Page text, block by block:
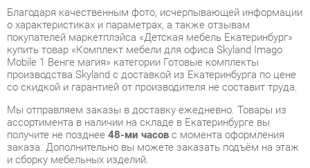
Mobile 1 Венге магия» категории Готовые комплекты
производства Skyland с доставкой из Екатеринбурга по цене
со скидкой и гарантией от производителя не составит труда.
Мы отправляем заказы в доставку ежедневно. Товары из
ассортимента в наличии на складе в Екатеринбурге вы
получите не позднее48-ми часовс момента оформления
заказа. Дополнительно вы можете заказать подъём на этаж
и сборку мебельных изделий.
Срок доставки в другие регионы, и для товаров, находящихся
на складах производителей, рассчитывается индивидуально.
Уточнить наличие, срок и стоимость доставки вы можете
через формуобратной связи.